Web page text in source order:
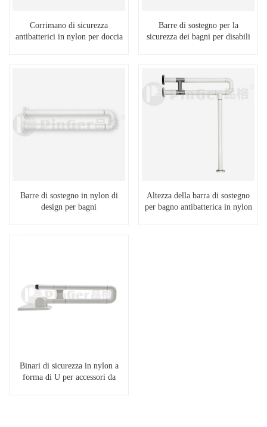
Corrimano di sicurezza
antibatterici in nylon per doccia
Barre di sostegno per la
sicurezza dei bagni per disabili
Barre di sostegno in nylon di
design per bagni
Altezza della barra di sostegno
per bagno antibatterica in nylon
Binari di sicurezza in nylon a
forma di U per accessori da